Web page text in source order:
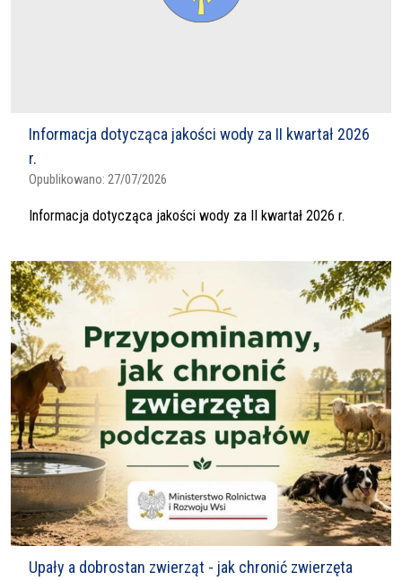
Informacja dotycząca jakości wody za II kwartał 2026
r.
Opublikowano: 27/07/2026
Informacja dotycząca jakości wody za II kwartał 2026 r.
Upały a dobrostan zwierząt - jak chronić zwierzęta